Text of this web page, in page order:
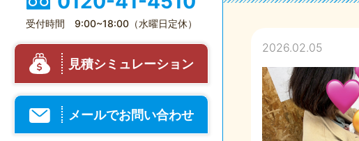
受付時間 9:00~18:00（水曜日定休）
見積シミュレーション
メールでお問い合わせ
2026.02.05